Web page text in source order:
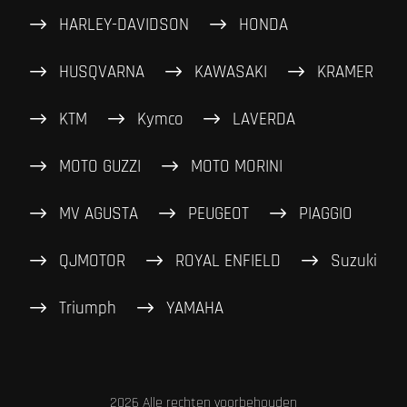
HARLEY-DAVIDSON HONDA
HUSQVARNA KAWASAKI KRAMER
KTM Kymco LAVERDA
MOTO GUZZI MOTO MORINI
MV AGUSTA PEUGEOT PIAGGIO
QJMOTOR ROYAL ENFIELD Suzuki
Triumph YAMAHA
2026 Alle rechten voorbehouden